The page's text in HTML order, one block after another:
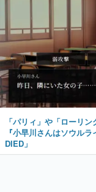
「パリィ」や「ローリ
『小早川さんはソウル
DIED」